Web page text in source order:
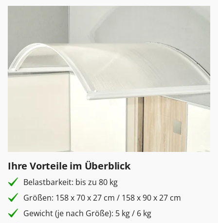
Ihre Vorteile im Überblick
Belastbarkeit: bis zu 80 kg
Größen: 158 x 70 x 27 cm / 158 x 90 x 27 cm
Gewicht (je nach Größe): 5 kg / 6 kg